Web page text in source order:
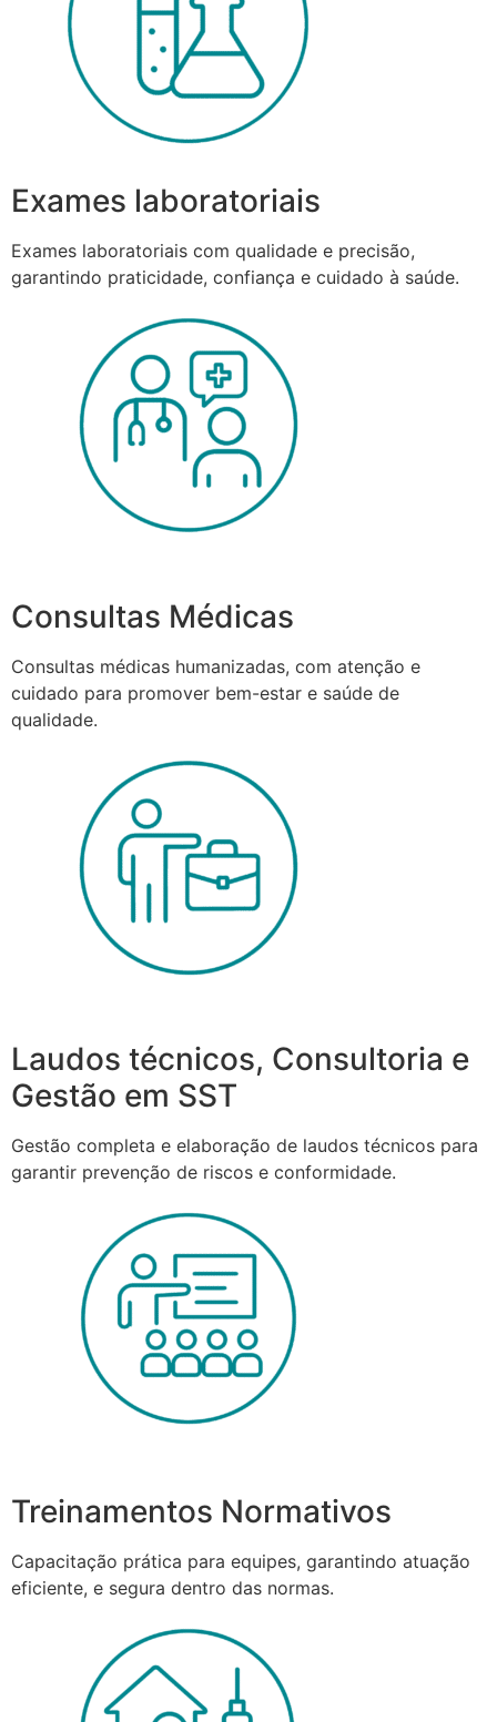
Exames laboratoriais
Exames laboratoriais com qualidade e precisão,
garantindo praticidade, confiança e cuidado à saúde.
Consultas Médicas
Consultas médicas humanizadas, com atenção e
cuidado para promover bem-estar e saúde de
qualidade.
Laudos técnicos, Consultoria e
Gestão em SST
Gestão completa e elaboração de laudos técnicos para
garantir prevenção de riscos e conformidade.
Treinamentos Normativos
Capacitação prática para equipes, garantindo atuação
eficiente, e segura dentro das normas.